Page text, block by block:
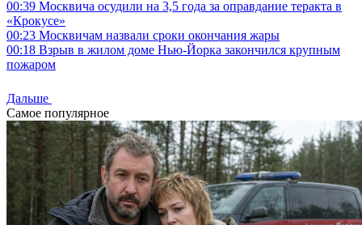
00:39 Москвича осудили на 3,5 года за оправдание теракта в
«Крокусе»
00:23 Москвичам назвали сроки окончания жары
00:18 Взрыв в жилом доме Нью-Йорка закончился крупным
пожаром
Дальше
Самое популярное